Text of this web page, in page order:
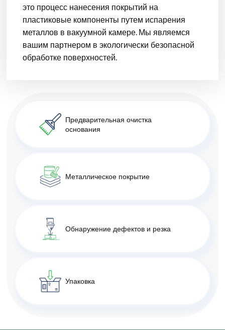
это процесс нанесения покрытий на
пластиковые компоненты путем испарения
металлов в вакуумной камере. Мы являемся
вашим партнером в экологически безопасной
обработке поверхностей.
Предварительная очистка
основания
Металлическое покрытие
Обнаружение дефектов и резка
Упаковка